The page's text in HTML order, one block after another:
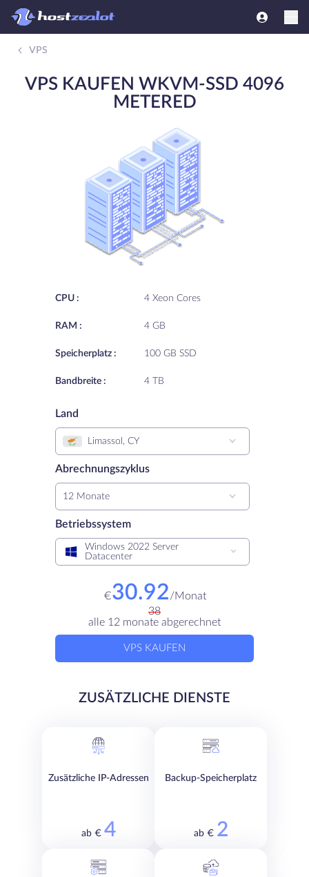
VPS
VPS KAUFEN WKVM-SSD 4096
METERED
CPU :
RAM :
Speicherplatz :
Bandbreite :
4 Xeon Cores
4 GB
100 GB SSD
4 TB
Land
Limassol, CY
Abrechnungszyklus
12 Monate
Betriebssystem
Windows 2022 Server
Datacenter
€30.92/Monat
38
alle 12 monate abgerechnet
VPS KAUFEN
ZUSÄTZLICHE DIENSTE
Zusätzliche IP-Adressen
ab € 4
Backup-Speicherplatz
ab € 2